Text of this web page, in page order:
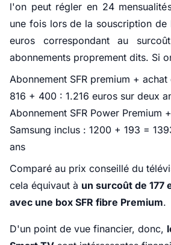
l'on peut régler en 24
une fois lors de la souscription
euros correspondant au
abonnements proprement dits. Si
Abonnement SFR premium +
816 + 400 : 1.216 euros sur deux
Abonnement SFR Power Premium
Samsung inclus : 1200 + 193 =
ans
Comparé au prix conseillé du
cela équivaut à un surcoût de 177
avec une box SFR fibre Premium.
D'un point de vue financier, donc,